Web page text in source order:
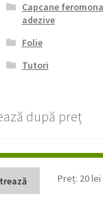
Capcane
adezive
Folie
Tutori
după preț
Preț: 20 lei